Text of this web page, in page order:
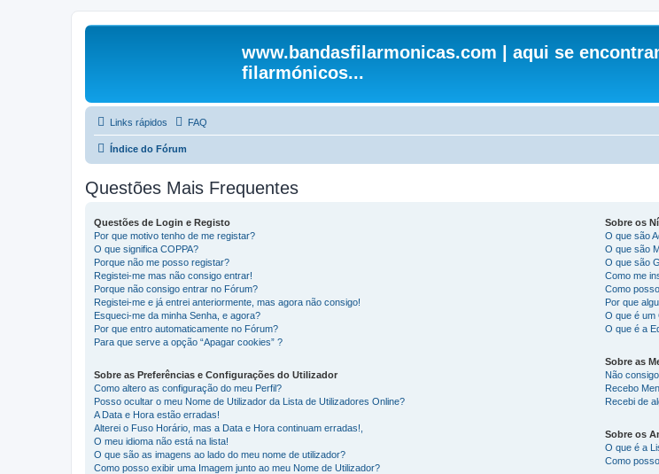
www.bandasfilarmonicas.com | aqui se
filarmónicos...
Links rápidos FAQ
Índice do Fórum
Questões Mais Frequentes
Questões de Login e Registo
Por que motivo tenho de me registar?
O que significa COPPA?
Porque não me posso registar?
Registei-me mas não consigo entrar!
Porque não consigo entrar no Fórum?
Registei-me e já entrei anteriormente, mas agora não consigo!
Esqueci-me da minha Senha, e agora?
Por que entro automaticamente no Fórum?
Para que serve a opção “Apagar cookies” ?
Sobre as Preferências e Configurações do Utilizador
Como altero as configuração do meu Perfil?
Posso ocultar o meu Nome de Utilizador da Lista de Utilizadores Online?
A Data e Hora estão erradas!
Alterei o Fuso Horário, mas a Data e Hora continuam erradas!,
O meu idioma não está na lista!
O que são as imagens ao lado do meu nome de utilizador?
Como posso exibir uma Imagem junto ao meu Nome de Utilizador?
Sobre os
O que são
O que são
O que são
Como me
Como
Por que
O que é um
O que é a
Sobre as
Não
Recebo
Recebi de
Sobre os
O que é a
Como